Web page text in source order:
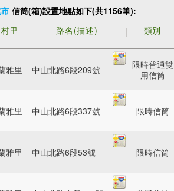
信筒(箱)設置地點如下(共1156筆):
村里
路名(描述) 類別
雅里 中山北路6段209號
限時普通雙
用信筒
雅里 中山北路6段337號 限時信筒
雅里 中山北路6段53號 限時信筒